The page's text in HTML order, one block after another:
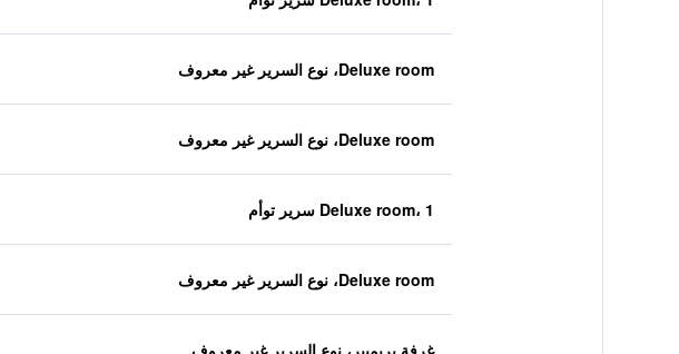
Deluxe room، نوع السرير غير معروف
Deluxe room، نوع السرير غير معروف
Deluxe room، 1 سرير توأم
Deluxe room، نوع السرير غير معروف
غرفة بريميير، نوع السرير غير معروف